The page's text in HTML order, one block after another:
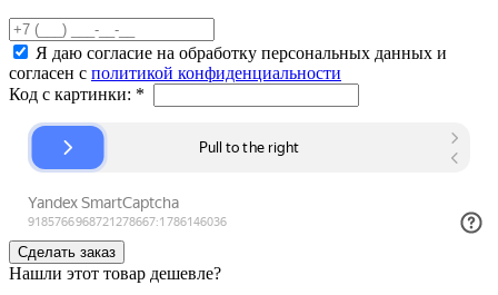
Я даю согласие на обработку персональных данных и
согласен с политикой конфиденциальности
Код с картинки: *
Нашли этот товар дешевле?